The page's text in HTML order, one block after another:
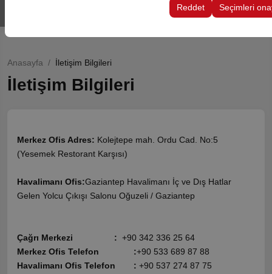
Reddet Seçimleri
Anasayfa İletişim Bilgileri
İletişim Bilgileri
Merkez Ofis Adres: Kolejtepe mah. Ordu Cad. No:5
(Yesemek Restorant Karşısı)
Havalimanı Ofis:Gaziantep Havalimanı İç ve Dış Hatlar
Gelen Yolcu Çıkışı Salonu Oğuzeli / Gaziantep
Çağrı Merkezi : +90 342 336 25 64
Merkez Ofis Telefon
:+90 533 689 87 88
Havalimanı Ofis Telefon
: +90 537 274 87 75